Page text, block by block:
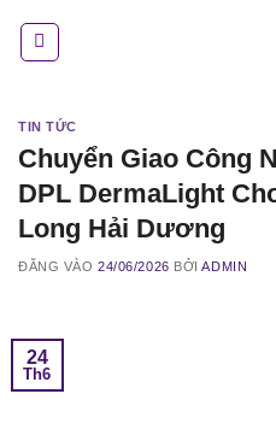
TIN TỨC
Chuyển Giao Công
DPL DermaLight
Long Hải Dương
ĐĂNG VÀO24/06/2026 BỞIADMIN
24
Th6